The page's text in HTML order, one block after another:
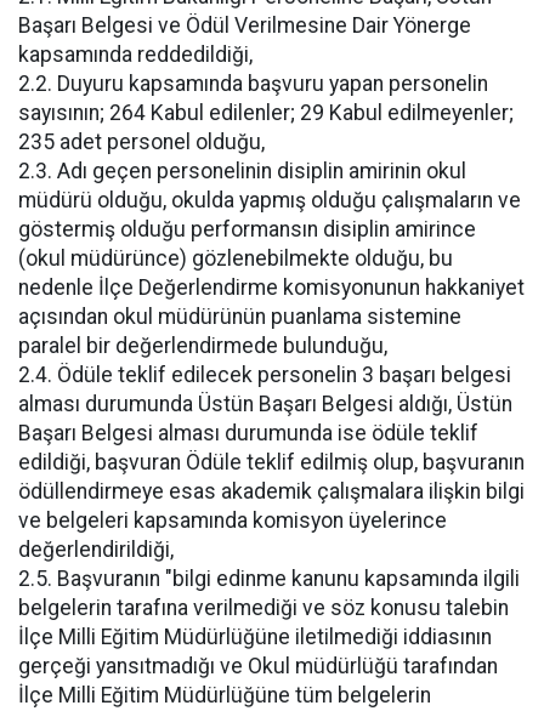
Başarı Belgesi ve Ödül Verilmesine Dair Yönerge
kapsamında reddedildiği,
2.2. Duyuru kapsamında başvuru yapan personelin
sayısının; 264 Kabul edilenler; 29 Kabul edilmeyenler;
235 adet personel olduğu,
2.3. Adı geçen personelinin disiplin amirinin okul
müdürü olduğu, okulda yapmış olduğu çalışmaların ve
göstermiş olduğu performansın disiplin amirince
(okul müdürünce) gözlenebilmekte olduğu, bu
nedenle İlçe Değerlendirme komisyonunun hakkaniyet
açısından okul müdürünün puanlama sistemine
paralel bir değerlendirmede bulunduğu,
2.4. Ödüle teklif edilecek personelin 3 başarı belgesi
alması durumunda Üstün Başarı Belgesi aldığı, Üstün
Başarı Belgesi alması durumunda ise ödüle teklif
edildiği, başvuran Ödüle teklif edilmiş olup, başvuranın
ödüllendirmeye esas akademik çalışmalara ilişkin bilgi
ve belgeleri kapsamında komisyon üyelerince
değerlendirildiği,
2.5. Başvuranın "bilgi edinme kanunu kapsamında ilgili
belgelerin tarafına verilmediği ve söz konusu talebin
İlçe Milli Eğitim Müdürlüğüne iletilmediği iddiasının
gerçeği yansıtmadığı ve Okul müdürlüğü tarafından
İlçe Milli Eğitim Müdürlüğüne tüm belgelerin